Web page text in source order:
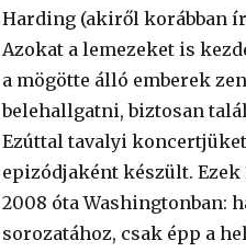
Harding (akiről korábban
Azokat a lemezeket is
a mögötte álló emberek
belehallgatni, biztosan
Ezúttal tavalyi
epizódjaként készült.
2008 óta Washingtonban:
sorozatához, csak épp a